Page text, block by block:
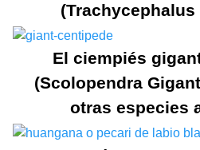
El ciempiés
(Scolopendra
otras especies